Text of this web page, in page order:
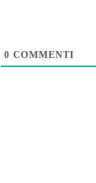
0 COMMENTI